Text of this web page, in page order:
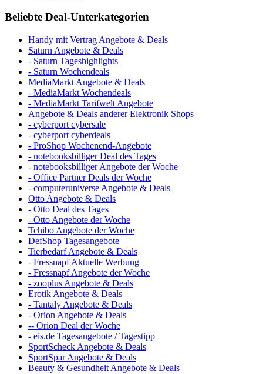
Beliebte Deal-Unterkategorien
Handy mit Vertrag Angebote & Deals
Saturn Angebote & Deals
- Saturn Tageshighlights
- Saturn Wochendeals
MediaMarkt Angebote & Deals
- MediaMarkt Wochendeals
- MediaMarkt Tarifwelt Angebote
Angebote & Deals anderer Elektronik Shops
- cyberport cybersale
- cyberport cyberdeals
- ProShop Wochenend-Angebote
- notebooksbilliger Deal des Tages
- notebooksbilliger Angebote der Woche
- Office Partner Deals der Woche
- computeruniverse Angebote & Deals
Otto Angebote & Deals
- Otto Deal des Tages
- Otto Angebote der Woche
Tchibo Angebote der Woche
DefShop Tagesangebote
Tierbedarf Angebote & Deals
- Fressnapf Aktuelle Werbung
- Fressnapf Angebote der Woche
- zooplus Angebote & Deals
Erotik Angebote & Deals
- Tantaly Angebote & Deals
- Orion Angebote & Deals
-- Orion Deal der Woche
- eis.de Tagesangebote / Tagestipp
SportScheck Angebote & Deals
SportSpar Angebote & Deals
Beauty & Gesundheit Angebote & Deals